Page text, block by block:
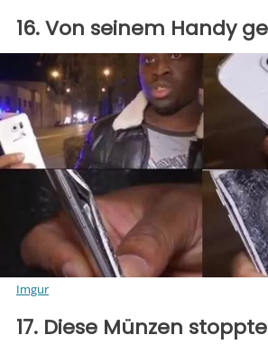
16. Von seinem Handy
Imgur
17. Diese Münzen